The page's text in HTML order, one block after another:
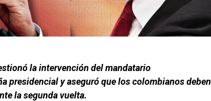
la intervención del mandatario
presidencial y aseguró que los colombianos deben
la segunda vuelta.